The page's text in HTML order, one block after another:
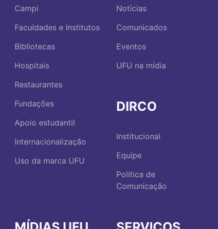
Campi
Faculdades e Institutos
Bibliotecas
Hospitais
Restaurantes
Fundações
Apoio estudantil
Internacionalização
Uso da marca UFU
Notícias
Comunicados
Eventos
UFU na mídia
DIRCO
Institucional
Equipe
Política de
Comunicação